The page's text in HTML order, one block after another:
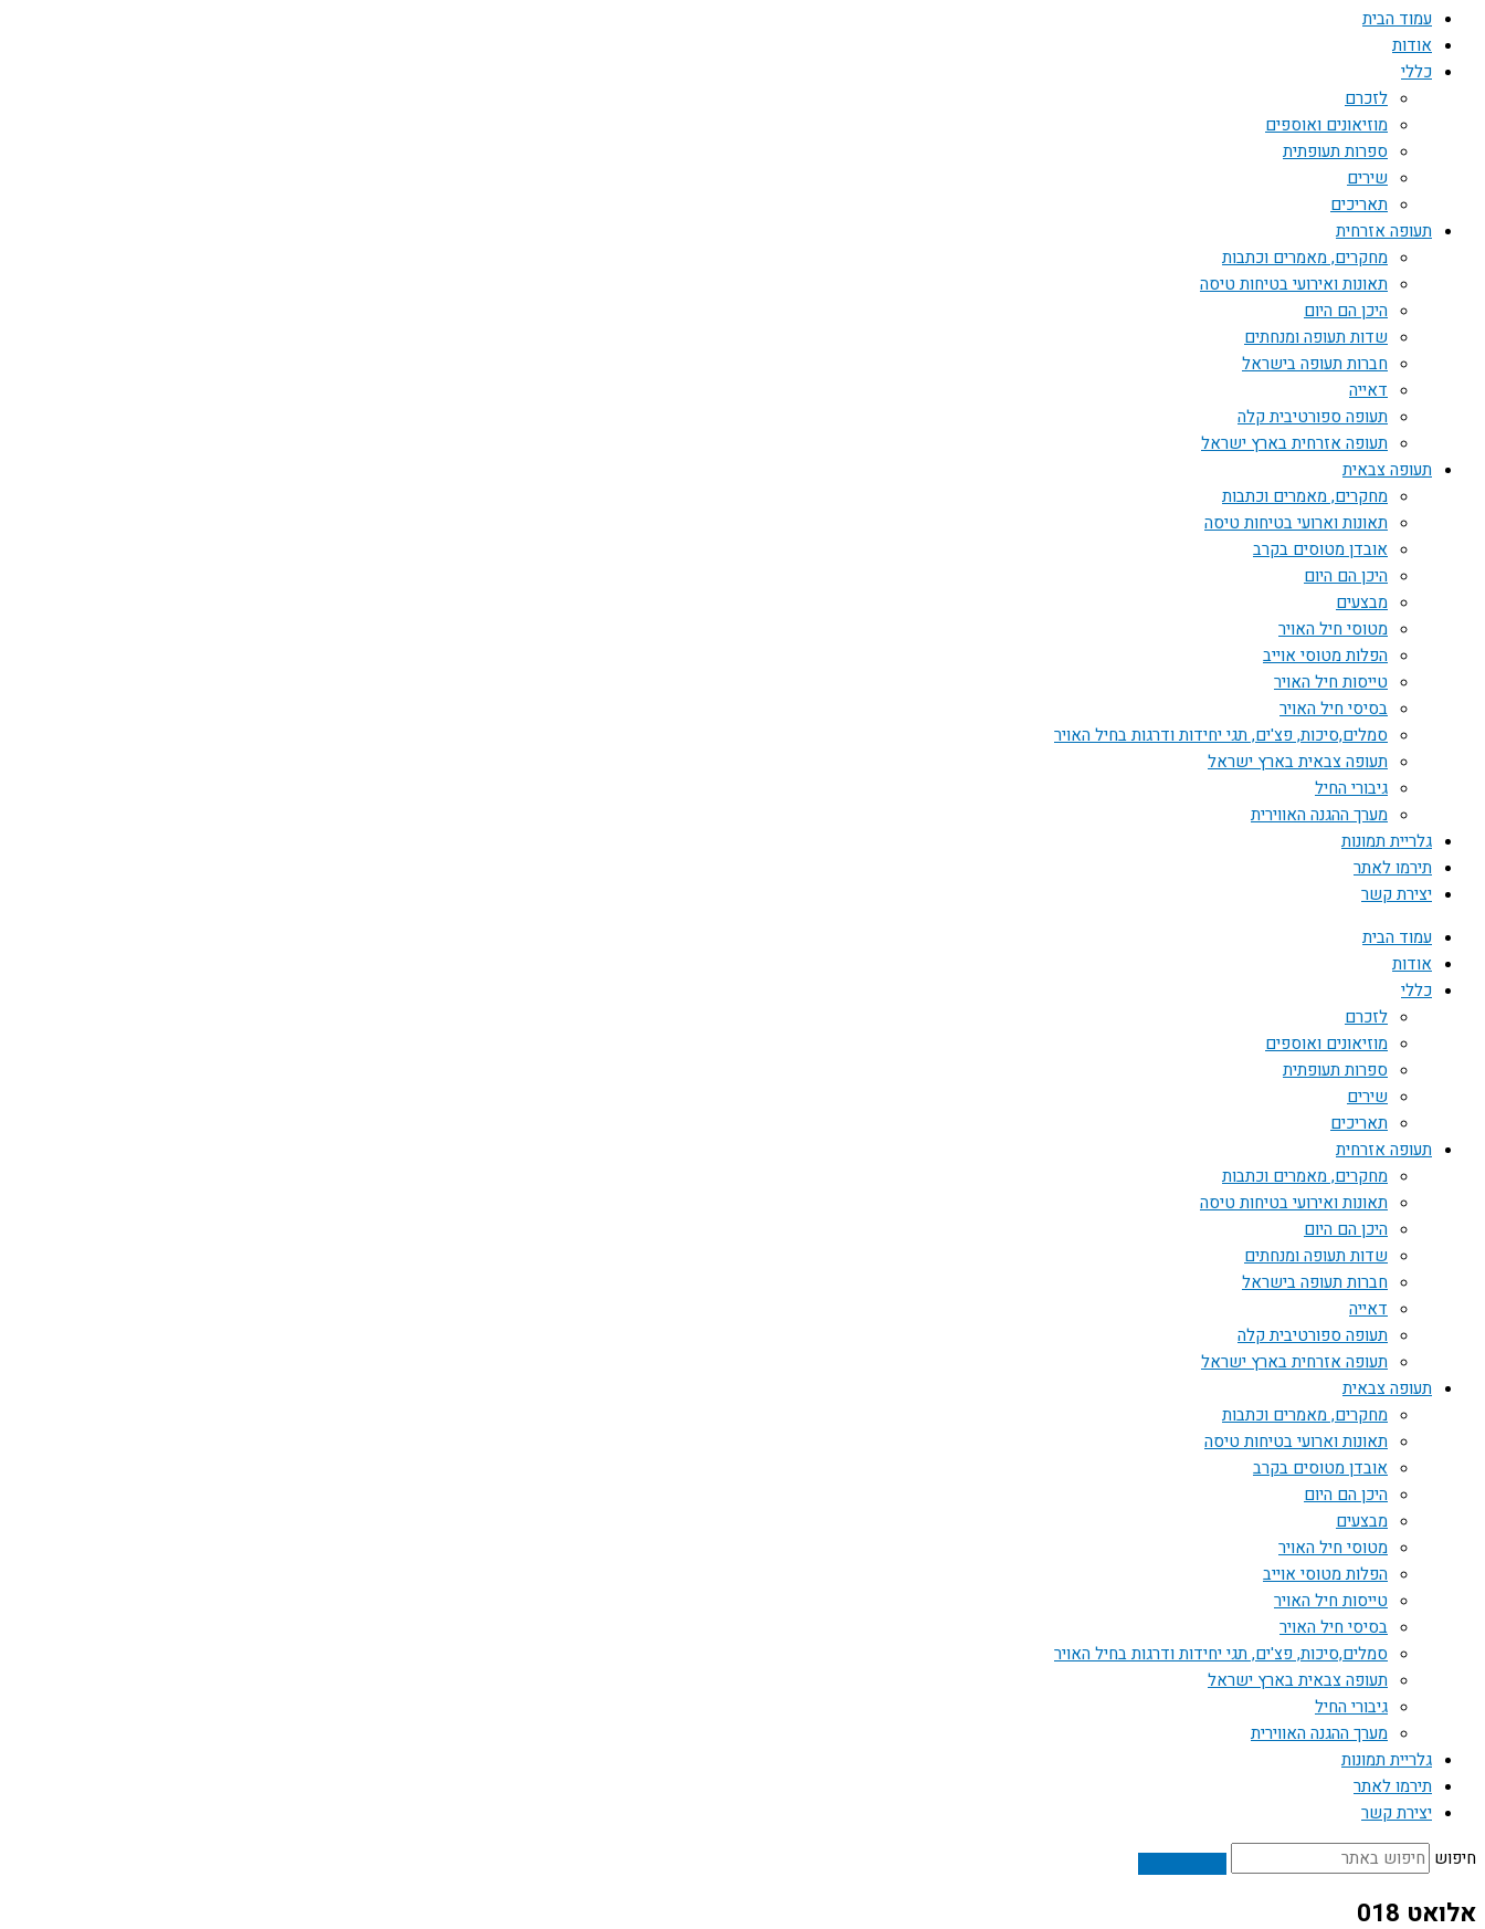
עמוד הבית
אודות
כללי
לזכרם
מוזיאונים ואוספים
ספרות תעופתית
שירים
תאריכים
תעופה אזרחית
מחקרים, מאמרים וכתבות
תאונות ואירועי בטיחות טיסה
היכן הם היום
שדות תעופה ומנחתים
חברות תעופה בישראל
דאייה
תעופה ספורטיבית קלה
תעופה אזרחית בארץ ישראל
תעופה צבאית
מחקרים, מאמרים וכתבות
תאונות וארועי בטיחות טיסה
אובדן מטוסים בקרב
היכן הם היום
מבצעים
מטוסי חיל האויר
הפלות מטוסי אוייב
טייסות חיל האויר
בסיסי חיל האויר
סמלים,סיכות, פצ'ים, תגי יחידות ודרגות בחיל האויר
תעופה צבאית בארץ ישראל
גיבורי החיל
מערך ההגנה האווירית
גלריית תמונות
תירמו לאתר
יצירת קשר
עמוד הבית
אודות
כללי
לזכרם
מוזיאונים ואוספים
ספרות תעופתית
שירים
תאריכים
תעופה אזרחית
מחקרים, מאמרים וכתבות
תאונות ואירועי בטיחות טיסה
היכן הם היום
שדות תעופה ומנחתים
חברות תעופה בישראל
דאייה
תעופה ספורטיבית קלה
תעופה אזרחית בארץ ישראל
תעופה צבאית
מחקרים, מאמרים וכתבות
תאונות וארועי בטיחות טיסה
אובדן מטוסים בקרב
היכן הם היום
מבצעים
מטוסי חיל האויר
הפלות מטוסי אוייב
טייסות חיל האויר
בסיסי חיל האויר
סמלים,סיכות, פצ'ים, תגי יחידות ודרגות בחיל האויר
תעופה צבאית בארץ ישראל
גיבורי החיל
מערך ההגנה האווירית
גלריית תמונות
תירמו לאתר
יצירת קשר
חיפוש
אלואט 018